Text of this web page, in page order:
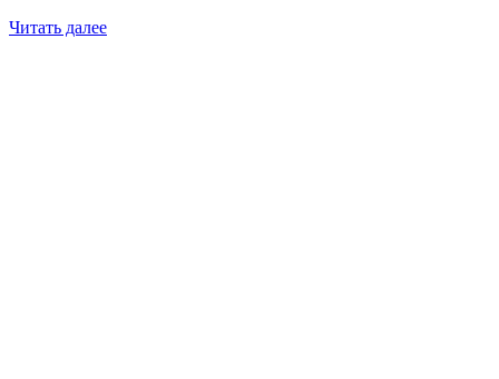
Читать далее